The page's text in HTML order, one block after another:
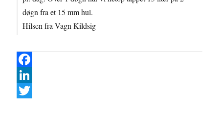
døgn fra et 15 mm hul.
Hilsen fra Vagn Kildsig
F
aL